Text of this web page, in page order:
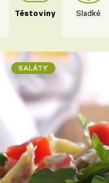
Těstoviny Sladké
SALÁTY